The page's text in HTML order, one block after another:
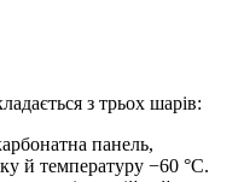
з трьох шарів:
панель,
й температуру −60 °C.